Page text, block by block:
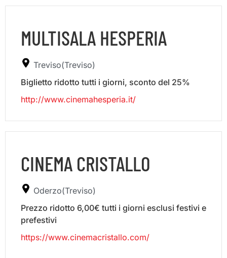
MULTISALA HESPERIA
Treviso(Treviso)
Biglietto ridotto tutti i giorni, sconto del 25%
http://www.cinemahesperia.it/
CINEMA CRISTALLO
Oderzo(Treviso)
Prezzo ridotto 6,00€ tutti i giorni esclusi festivi e
prefestivi
https://www.cinemacristallo.com/